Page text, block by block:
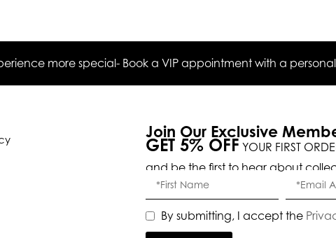
more special- Book a VIP appointment with a personal
Join Our Exclusive
GET 5% OFF YOUR FIRST
and be the first to hear about
By submitting, I accept the